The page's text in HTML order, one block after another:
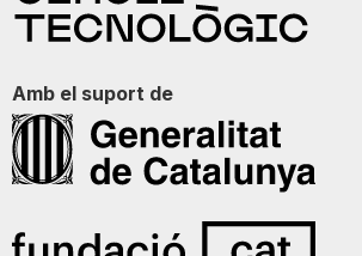
Amb el suport de